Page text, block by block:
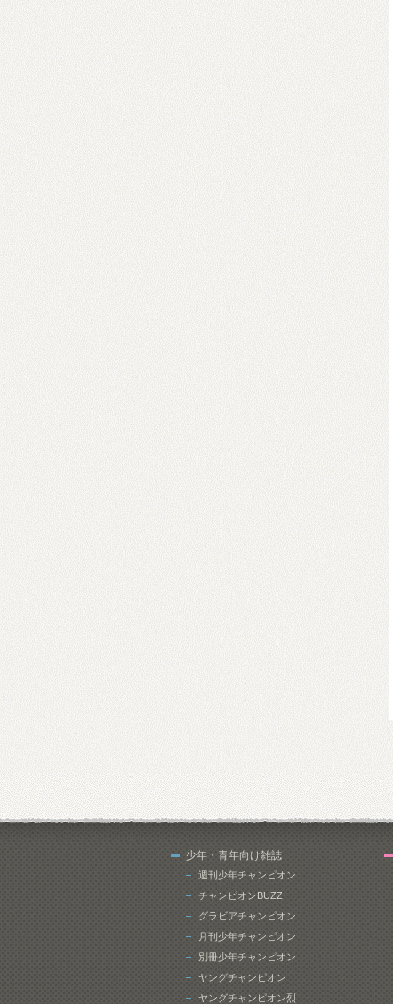
少年・青年向け雑誌
週刊少年チャンピオン
チャンピオンBUZZ
グラビアチャンピオン
月刊少年チャンピオン
別冊少年チャンピオン
ヤングチャンピオン
ヤングチャンピオン烈